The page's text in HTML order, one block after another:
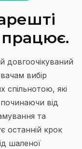
працює.
довгоочікуваний
вибір
спільнотою, які
починаючи від
та
останній крок
шаленої